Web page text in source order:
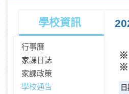
學校資訊
行事曆
家課日誌
家課政策
學校通告
※
※